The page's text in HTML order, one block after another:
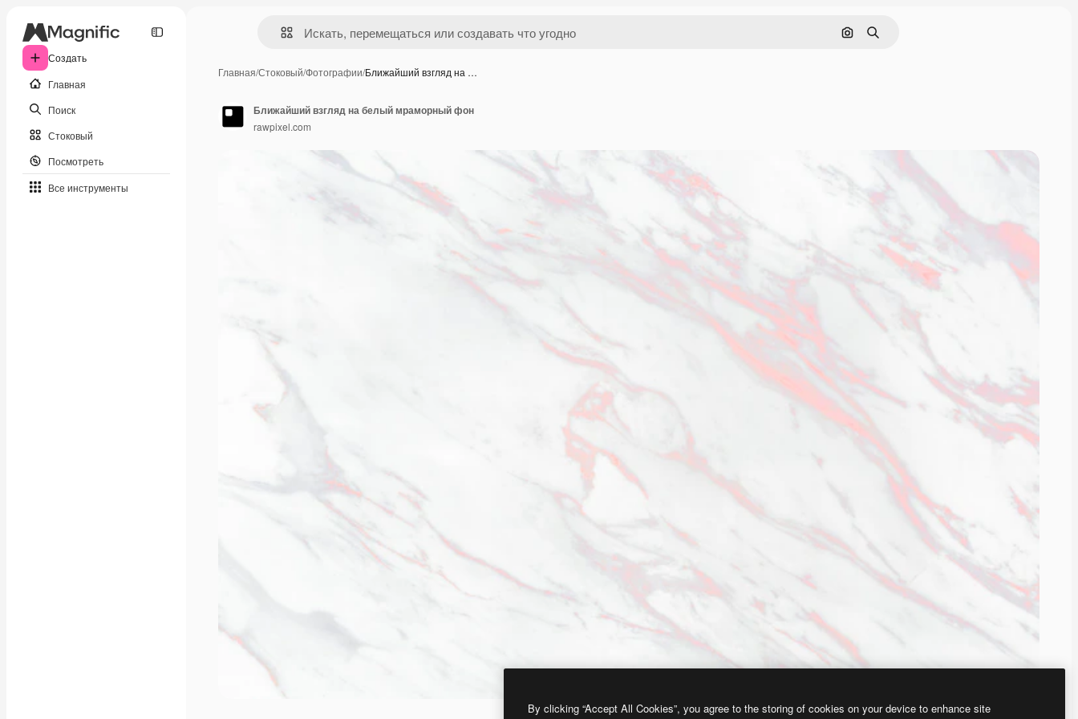
Создать
Главная
Поиск
Стоковый
Посмотреть
Все инструменты
Поиск по изображению
Поиск
Главная/Стоковый/Фотографии/Ближайший взгляд на …
Ближайший взгляд на белый мраморный фон
rawpixel.com
By clicking “Accept All Cookies”, you agree to the storing of cookies on your device to enhance site